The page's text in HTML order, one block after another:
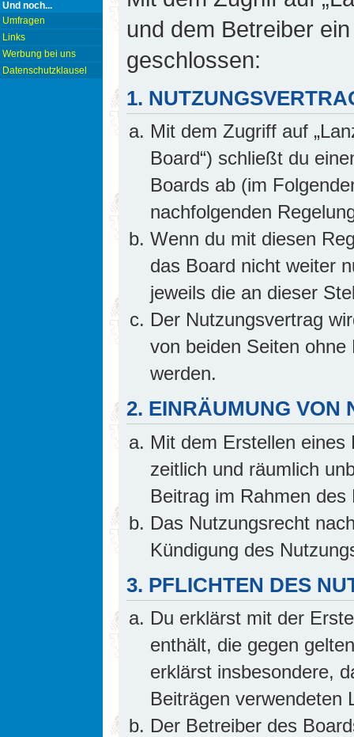
Und noch...
Umfragen
Links
Werbung bei uns
Datenschutzklausel
und dem Betreiber
geschlossen:
1.
Mit dem Zugriff auf
Board“) schließt du
Boards ab (im
nachfolgenden
Wenn du mit diesen
das Board nicht weiter
jeweils die an dieser
Der Nutzungsvertrag
von beiden Seiten
werden.
2. EINRÄUMUNG VON
Mit dem Erstellen
zeitlich und räumlich
Beitrag im Rahmen
Das Nutzungsrecht
Kündigung des
3. PFLICHTEN DES
Du erklärst mit der
enthält, die gegen
erklärst insbesondere,
Beiträgen verwendeten
Der Betreiber des